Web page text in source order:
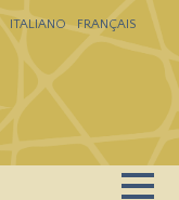
ITALIANO
FRANÇAIS